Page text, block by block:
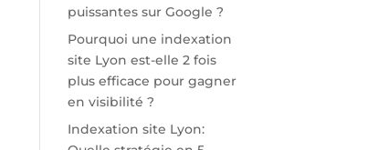
puissantes sur Google ?
Pourquoi une indexation
site Lyon est-elle 2 fois
plus efficace pour gagner
en visibilité ?
Indexation site Lyon: